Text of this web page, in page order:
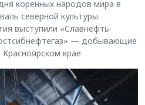
коренных народов мира в
северной культуры.
выступили «Славнефть-
— добывающие
крае